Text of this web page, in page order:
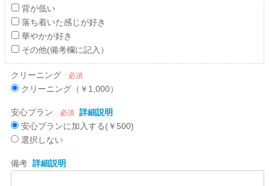
背が低い
落ち着いた感じが好き
華やかが好き
その他(備考欄に記入）
クリーニング 必須
クリーニング（￥1,000）
安心プラン 必須 詳細説明
安心プランに加入する(￥500)
選択しない
備考 詳細説明